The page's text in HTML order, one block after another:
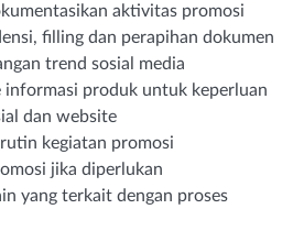
aktivitas promosi
filling dan perapihan dokumen
trend sosial media
informasi produk untuk keperluan
dan website
kegiatan promosi
jika diperlukan
yang terkait dengan proses